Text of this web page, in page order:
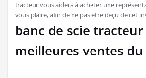
tracteur vous aidera à acheter une
vous plaire, afin de ne pas être déçu de cet
banc de scie tracteur
meilleures ventes